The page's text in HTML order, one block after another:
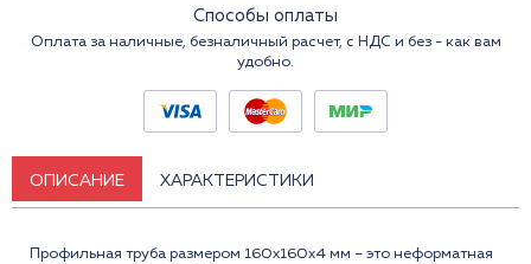
Способы оплаты
Оплата за наличные, безналичный расчет, с НДС и без - как вам
удобно.
ОПИСАНИЕ ХАРАКТЕРИСТИКИ
Профильная труба размером 160x160x4 мм – это неформатная